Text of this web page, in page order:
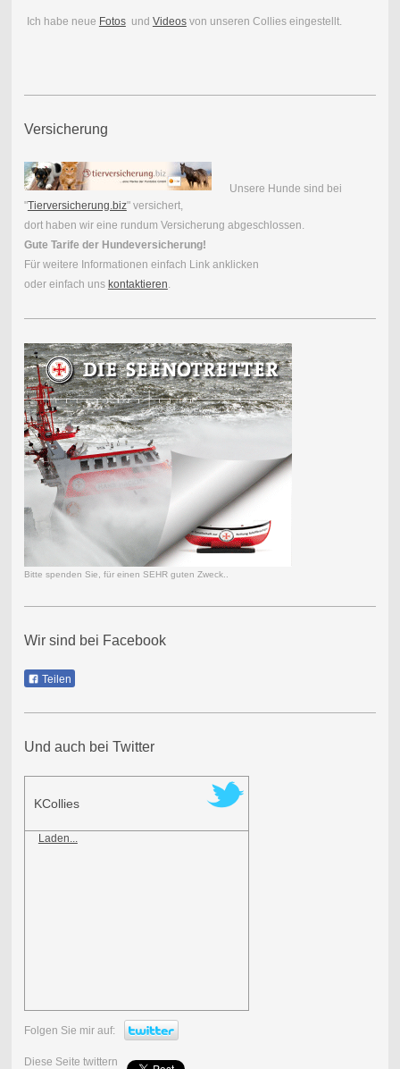
Ich habe neue Fotosund Videosvon unseren Collies eingestellt.
Versicherung
Unsere Hunde sind bei
"Tierversicherung.biz" versichert,
dort haben wir eine rundum Versicherung abgeschlossen.
Gute Tarife der Hundeversicherung!
Für weitere Informationen einfach Link anklicken
oder einfach uns kontaktieren
Bitte spenden Sie, für einen SEHR guten Zweck..
Wir sind bei Facebook
Teilen
Und auch bei Twitter
KCollies
Laden...
Folgen Sie mir auf:
Diese Seite twittern